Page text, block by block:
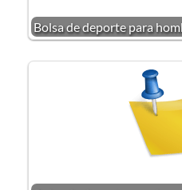
Bolsa de deporte para